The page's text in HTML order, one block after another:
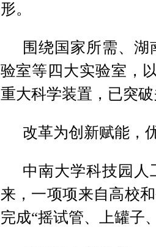
形。
围绕国家所需、
验室等四大实验室，
重大科学装置，已突
改革为创新赋能
中南大学科技园
来，一项项来自高校
完成“摇试管、上罐子